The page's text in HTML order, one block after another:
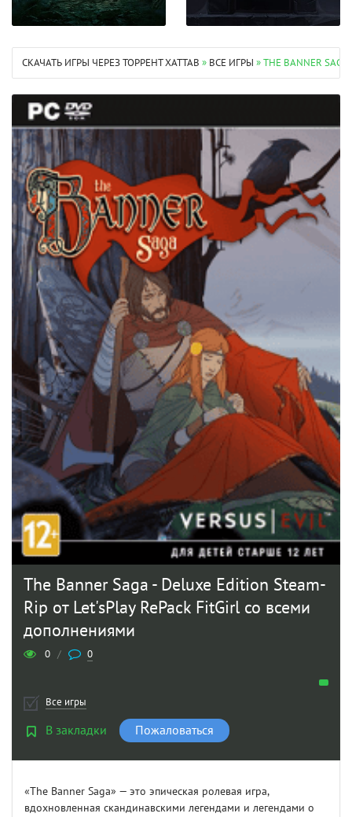
СКАЧАТЬ ИГРЫ ЧЕРЕЗ ТОРРЕНТ XATTAB » ВСЕ ИГРЫ » THE BANNER
The Banner Saga - Deluxe Edition Steam-
Rip от Let'sРlay RePack FitGirl со всеми
дополнениями
0 / 0
Все игры
В закладки Пожаловаться
«The Banner Saga» — это эпическая ролевая игра,
вдохновленная скандинавскими легендами и легендами о